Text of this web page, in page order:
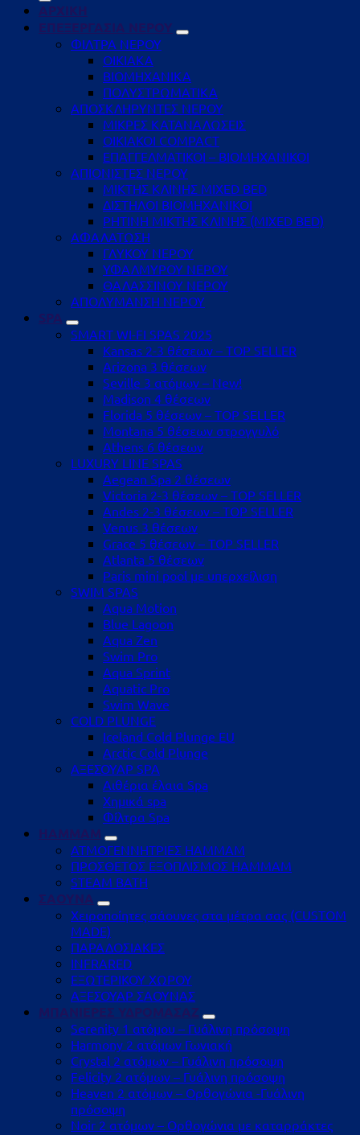
ΑΡΧΙΚΗ
ΕΠΕΞΕΡΓΑΣΙΑ ΝΕΡΟΥ
ΦΙΛΤΡΑ ΝΕΡΟΥ
ΟΙΚΙΑΚΑ
ΒΙΟΜΗΧΑΝΙΚΑ
ΠΟΛΥΣΤΡΩΜΑΤΙΚΑ
ΑΠΟΣΚΛΗΡΥΝΤΕΣ ΝΕΡΟΥ
ΜΙΚΡΕΣ ΚΑΤΑΝΑΛΩΣΕΙΣ
ΟΙΚΙΑΚΟΙ COMPACT
ΕΠΑΓΓΕΛΜΑΤΙΚΟΙ – ΒΙΟΜΗΧΑΝΙΚΟΙ
ΑΠΙΟΝΙΣΤΕΣ ΝΕΡΟΥ
ΜΙΚΤΗΣ ΚΛΙΝΗΣ MIXED BED
ΔΙΣΤΗΛΟΙ ΒΙΟΜΗΧΑΝΙΚΟΙ
ΡΗΤΙΝΗ ΜΙΚΤΗΣ ΚΛΙΝΗΣ (MIXED BED)
ΑΦΑΛΑΤΩΣΗ
ΓΛΥΚΟΥ ΝΕΡΟΥ
ΥΦΑΛΜΥΡΟΥ ΝΕΡΟΥ
ΘΑΛΑΣΣΙΝΟΥ ΝΕΡΟΥ
ΑΠΟΛΥΜΑΝΣΗ ΝΕΡΟΥ
SPA
SMART WI-FI SPAS 2025
Kansas 2-3 θέσεων – TOP SELLER
Arizona 3 θέσεων
Seville 3 ατόμων – New!
Madison 4 θέσεων
Florida 5 θέσεων – TOP SELLER
Montana 5 θέσεων στρογγυλό
Athens 6 θέσεων
LUXURY LINE SPAS
Aegean Spa 2 θέσεων
Victoria 2-3 θέσεων – TOP SELLER
Andes 2-3 θέσεων – TOP SELLER
Venus 3 θέσεων
Grace 5 θέσεων – TOP SELLER
Atlanta 5 θέσεων
Paris mini pool με υπερχείλιση
SWIM SPAS
Aqua Motion
Blue Lagoon
Aqua Zen
Swim Pro
Aqua Sprint
Aquatic Pro
Swim Wave
COLD PLUNGE
Iceland Cold Plunge EU
Arctic Cold Plunge
ΑΞΕΣΟΥΑΡ SPA
Αιθέρια έλαια Spa
Χημικά spa
Φίλτρα Spa
HAMMAM
ΑΤΜΟΓΕΝΝΗΤΡΙΕΣ HAMMAM
ΠΡΟΣΘΕΤΟΣ ΕΞΟΠΛΙΣΜΟΣ HAMMAM
STEAM BATH
ΣΑΟΥΝΑ
Χειροποίητες σάουνες στα μέτρα σας (CUSTOM
MADE)
ΠΑΡΑΔΟΣΙΑΚΕΣ
INFRARED
ΕΞΩΤΕΡΙΚΟΥ ΧΩΡΟΥ
ΑΞΕΣΟΥΑΡ ΣΑΟΥΝΑΣ
ΜΠΑΝΙΕΡΕΣ ΥΔΡΟΜΑΣΑΖ
Serenity 1 ατόμου – Γυάλινη πρόσοψη
Harmony 2 ατόμων Γωνιακή
Crystal 2 ατόμων – Γυάλινη πρόσοψη
Felicity 2 ατόμων – Γυάλινη πρόσοψη
Heaven 2 ατόμων – Ορθογώνια -Γυάλινη
πρόσοψη
Noir 2 ατόμων – Ορθογώνια με καταρράκτες